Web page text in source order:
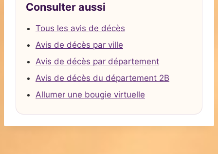
Consulter aussi
Tous les avis de décès
Avis de décès par ville
Avis de décès par département
Avis de décès du département 2B
Allumer une bougie virtuelle